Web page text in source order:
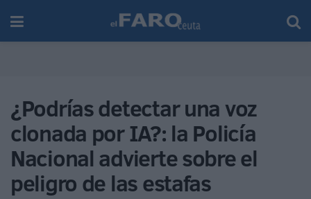
¿Podrías detectar una voz
clonada por IA?: la Policía
Nacional advierte sobre el
peligro de las estafas